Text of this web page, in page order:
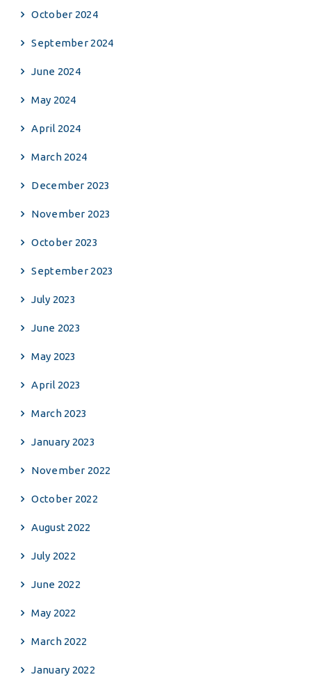
October 2024
September 2024
June 2024
May 2024
April 2024
March 2024
December 2023
November 2023
October 2023
September 2023
July 2023
June 2023
May 2023
April 2023
March 2023
January 2023
November 2022
October 2022
August 2022
July 2022
June 2022
May 2022
March 2022
January 2022